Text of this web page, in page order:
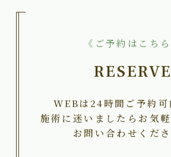
《ご予約はこちら
RESERVE
WEBは24時間ご予約可
施術に迷いましたらお気
お問い合わせくださ